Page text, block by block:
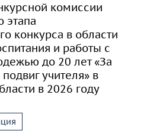
комиссии
этапа
конкурса в области
и работы с
до 20 лет «За
учителя» в
в 2026 году